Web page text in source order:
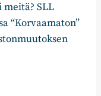
SLL
“Korvaamaton”